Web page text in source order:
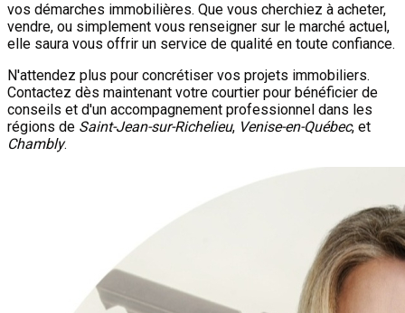
vos démarches immobilières. Que vous cherchiez à acheter,
vendre, ou simplement vous renseigner sur le marché actuel,
elle saura vous offrir un service de qualité en toute confiance.
N'attendez plus pour concrétiser vos projets immobiliers.
Contactez dès maintenant votre courtier pour bénéficier de
conseils et d'un accompagnement professionnel dans les
régions de Saint-Jean-sur-Richelieu, Venise-en-Québec, et
Chambly.